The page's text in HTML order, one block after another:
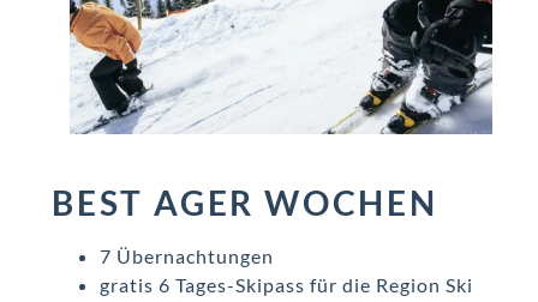
BEST AGER WOCHEN
7 Übernachtungen
gratis 6 Tages-Skipass für die Region Ski